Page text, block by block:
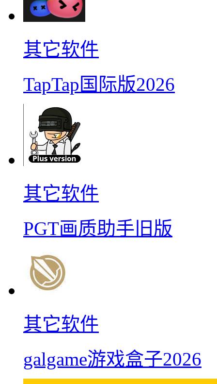
其它软件
TapTap国际版2026
其它软件
PGT画质助手旧版
其它软件
galgame游戏盒子2026